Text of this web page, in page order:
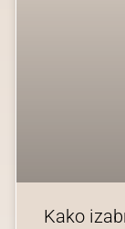
Kako